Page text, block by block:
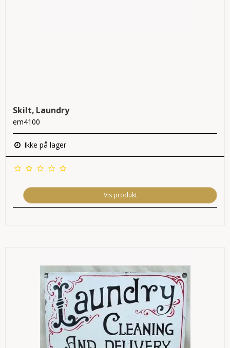
Skilt, Laundry
em4100
Ikke på lager
Vis produkt